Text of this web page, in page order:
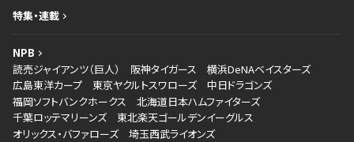
特集・連載
NPB
読売ジャイアンツ（巨人）
阪神タイガース
横浜DeNAベイスターズ
広島東洋カープ
東京ヤクルトスワローズ
中日ドラゴンズ
福岡ソフトバンクホークス
北海道日本ハムファイターズ
千葉ロッテマリーンズ
東北楽天ゴールデンイーグルス
オリックス・バファローズ
埼玉西武ライオンズ